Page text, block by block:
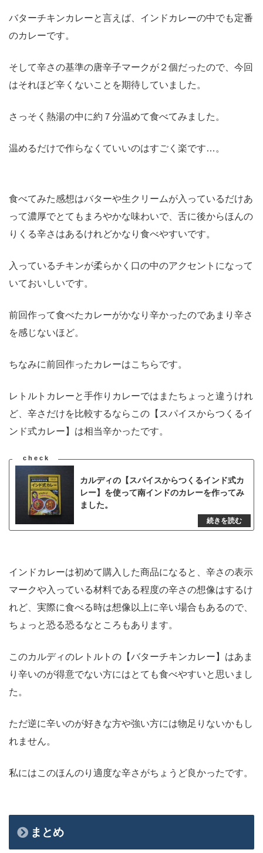
バターチキンカレーと言えば、インドカレーの中でも定番
のカレーです。
そして辛さの基準の唐辛子マークが２個だったので、今回
はそれほど辛くないことを期待していました。
さっそく熱湯の中に約７分温めて食べてみました。
温めるだけで作らなくていいのはすごく楽です…。
食べてみた感想はバターや生クリームが入っているだけあ
って濃厚でとてもまろやかな味わいで、舌に後からほんの
りくる辛さはあるけれどかなり食べやすいです。
入っているチキンが柔らかく口の中のアクセントになって
いておいしいです。
前回作って食べたカレーがかなり辛かったのであまり辛さ
を感じないほど。
ちなみに前回作ったカレーはこちらです。
レトルトカレーと手作りカレーではまたちょっと違うけれ
ど、辛さだけを比較するならこの【スパイスからつくるイ
ンド式カレー】は相当辛かったです。
カルディの【スパイスからつくるインド式カ
レー】を使って南インドのカレーを作ってみ
ました。
インドカレーは初めて購入した商品になると、辛さの表示
マークや入っている材料である程度の辛さの想像はするけ
れど、実際に食べる時は想像以上に辛い場合もあるので、
ちょっと恐る恐るなところもあります。
このカルディのレトルトの【バターチキンカレー】はあま
り辛いのが得意でない方にはとても食べやすいと思いまし
た。
ただ逆に辛いのが好きな方や強い方には物足りないかもし
れません。
私にはこのほんのり適度な辛さがちょうど良かったです。
まとめ